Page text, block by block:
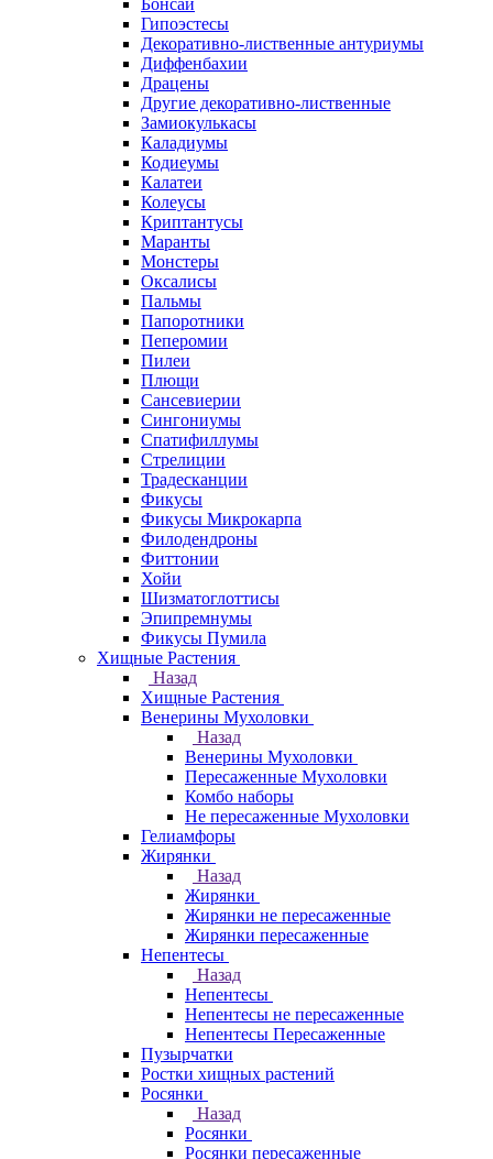
Бонсай
Гипоэстесы
Декоративно-лиственные антуриумы
Диффенбахии
Драцены
Другие декоративно-лиственные
Замиокулькасы
Каладиумы
Кодиеумы
Калатеи
Колеусы
Криптантусы
Маранты
Монстеры
Оксалисы
Пальмы
Папоротники
Пеперомии
Пилеи
Плющи
Сансевиерии
Сингониумы
Спатифиллумы
Стрелиции
Традесканции
Фикусы
Фикусы Микрокарпа
Филодендроны
Фиттонии
Хойи
Шизматоглоттисы
Эпипремнумы
Фикусы Пумила
Хищные Растения
Назад
Хищные Растения
Венерины Мухоловки
Назад
Венерины Мухоловки
Пересаженные Мухоловки
Комбо наборы
Не пересаженные Мухоловки
Гелиамфоры
Жирянки
Назад
Жирянки
Жирянки не пересаженные
Жирянки пересаженные
Непентесы
Назад
Непентесы
Непентесы не пересаженные
Непентесы Пересаженные
Пузырчатки
Ростки хищных растений
Росянки
Назад
Росянки
Росянки пересаженные